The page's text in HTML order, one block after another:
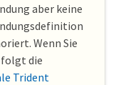
aber keine
Wenn Sie
die
Trident